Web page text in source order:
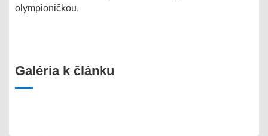
olympioničkou.
Galéria k článku